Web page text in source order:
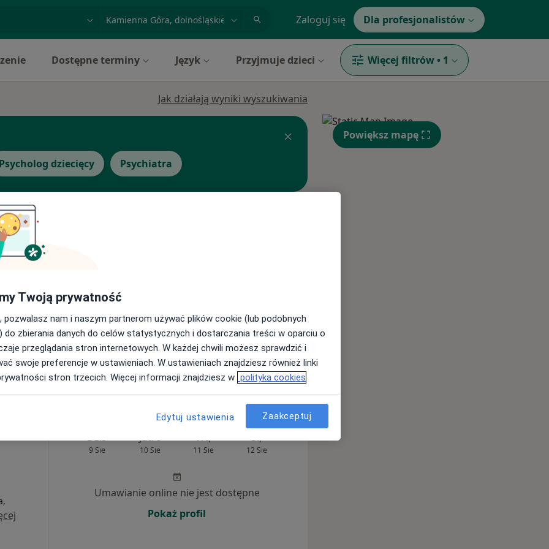
miasto lub dzielnica Zaloguj się Dla profesjonalistów
Dostępne terminy Język Przyjmuje dzieci Więcej filtrów • 1
Jak działają wyniki wyszukiwania
Psycholog dziecięcy Psychiatra
220 zł
Dziś
9 Sie
Jutro
10 Sie
Wt,
11 Sie
Śr,
12 Sie
Czw,
Umawianie online nie jest dostępne
Pokaż profil
Powiększ mapę
Twoją prywatność
pozwalasz nam i naszym partnerom używać plików cookie (lub podobnych
do zbierania danych do celów statystycznych i dostarczania treści w oparciu o
przeglądania stron internetowych. W każdej chwili możesz sprawdzić i
swoje preferencje w ustawieniach. W ustawieniach znajdziesz również linki
stron trzecich. Więcej informacji znajdziesz w polityka cookies
Edytuj ustawienia Zaakceptuj